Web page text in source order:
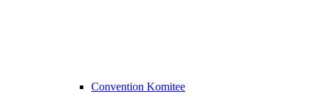
Convention Komitee